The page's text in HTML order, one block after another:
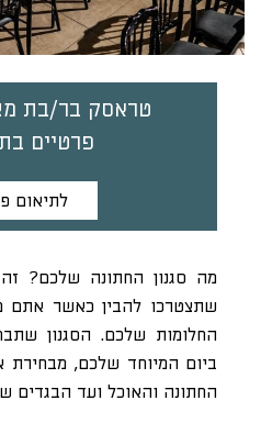
טראסק בר/בת
פרטיים
לתיאום
מה סגנון החתונה שלכם?
שתצטרכו להבין כאשר אתם
החלומות שלכם. הסגנון
ביום המיוחד שלכם, מבחירת
החתונה והאוכל ועד הבגדים